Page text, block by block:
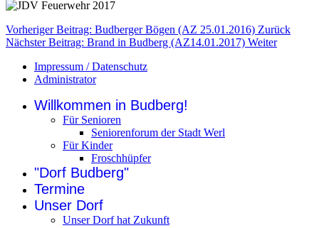
Vorheriger Beitrag: Budberger Bögen (AZ 25.01.2016) Zurück
Nächster Beitrag: Brand in Budberg (AZ14.01.2017) Weiter
Impressum / Datenschutz
Administrator
Willkommen in Budberg!
Für Senioren
Seniorenforum der Stadt Werl
Für Kinder
Froschhüpfer
"Dorf Budberg"
Termine
Unser Dorf
Unser Dorf hat Zukunft